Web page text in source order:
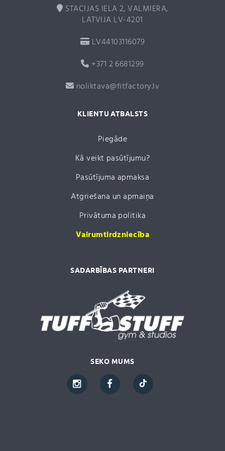
STACIJAS IELA 2, VALMIERA,
LATVIJA LV-4201
LV44103116079
+371 2 6681299
noliktava@fitfactory.lv
KLIENTU ATBALSTS
Piegāde
Kā veikt pasūtījumu?
Pasūtījuma apmaksa
Atgriešana un apmaiņa
Privātuma politika
Vairumtirdzniecība
SADARBĪBAS PARTNERI
SEKO MUMS